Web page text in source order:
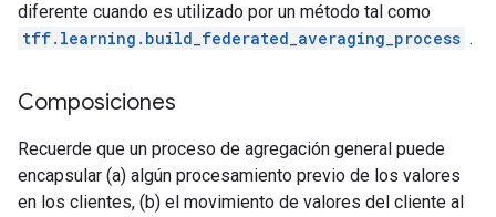
diferente cuando es utilizado por un método tal como
tff.learning.build_federated_averaging_process .
Composiciones
Recuerde que un proceso de agregación general puede
encapsular (a) algún procesamiento previo de los valores
en los clientes, (b) el movimiento de valores del cliente al